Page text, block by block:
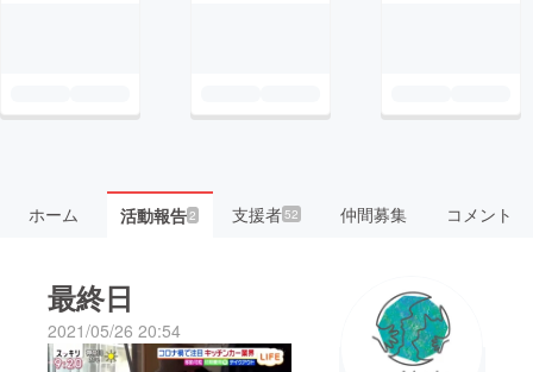
ホーム 活動報告2 支援者52 仲間募集 コメント
最終日
2021/05/26 20:54